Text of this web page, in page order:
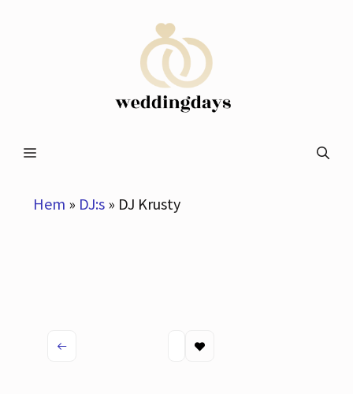
Meny
Hem » DJ:s » DJ Krusty